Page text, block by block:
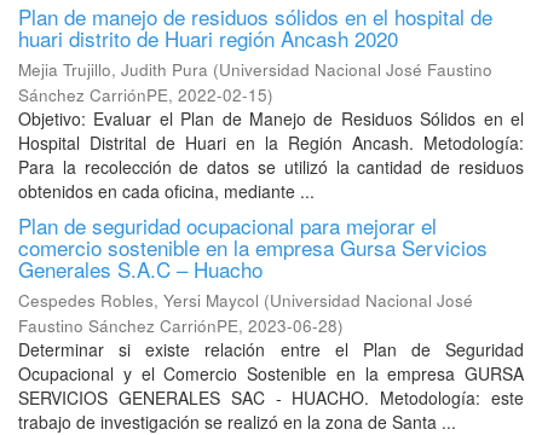
Plan de manejo de residuos sólidos en el hospital de
huari distrito de Huari región Ancash 2020
Mejia Trujillo, Judith Pura (Universidad Nacional José Faustino
Sánchez CarriónPE, 2022-02-15)
Objetivo: Evaluar el Plan de Manejo de Residuos Sólidos en el
Hospital Distrital de Huari en la Región Ancash. Metodología:
Para la recolección de datos se utilizó la cantidad de residuos
obtenidos en cada oficina, mediante ...
Plan de seguridad ocupacional para mejorar el
comercio sostenible en la empresa Gursa Servicios
Generales S.A.C – Huacho
Cespedes Robles, Yersi Maycol (Universidad Nacional José
Faustino Sánchez CarriónPE, 2023-06-28)
Determinar si existe relación entre el Plan de Seguridad
Ocupacional y el Comercio Sostenible en la empresa GURSA
SERVICIOS GENERALES SAC - HUACHO. Metodología: este
trabajo de investigación se realizó en la zona de Santa ...